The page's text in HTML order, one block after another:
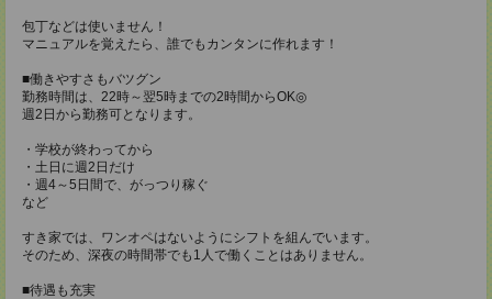
包丁などは使いません！
マニュアルを覚えたら、誰でもカンタンに作れます！
■働きやすさもバツグン
勤務時間は、22時～翌5時までの2時間からOK◎
週2日から勤務可となります。
・学校が終わってから
・土日に週2日だけ
・週4～5日間で、がっつり稼ぐ
など
すき家では、ワンオペはないようにシフトを組んでいます。
そのため、深夜の時間帯でも1人で働くことはありません。
■待遇も充実